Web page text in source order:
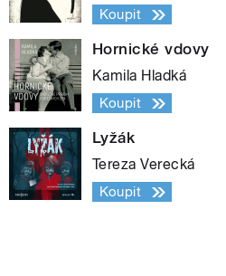
Koupit
Hornické vdovy
Kamila Hladká
Koupit
Lyžák
Tereza Verecká
Koupit